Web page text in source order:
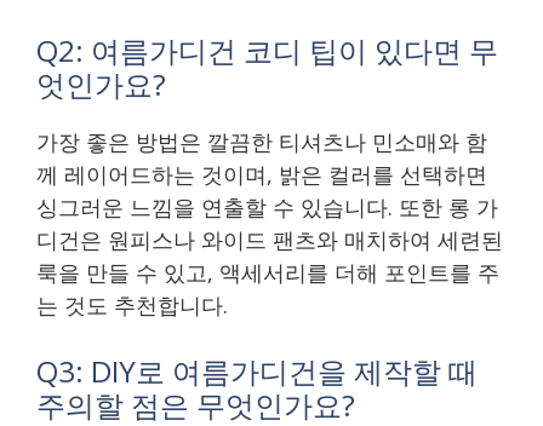
Q2: 여름가디건 코디 팁이 있다면 무
엇인가요?
가장 좋은 방법은 깔끔한 티셔츠나 민소매와 함
께 레이어드하는 것이며, 밝은 컬러를 선택하면
싱그러운 느낌을 연출할 수 있습니다. 또한 롱 가
디건은 원피스나 와이드 팬츠와 매치하여 세련된
룩을 만들 수 있고, 액세서리를 더해 포인트를 주
는 것도 추천합니다.
Q3: DIY로 여름가디건을 제작할 때
주의할 점은 무엇인가요?